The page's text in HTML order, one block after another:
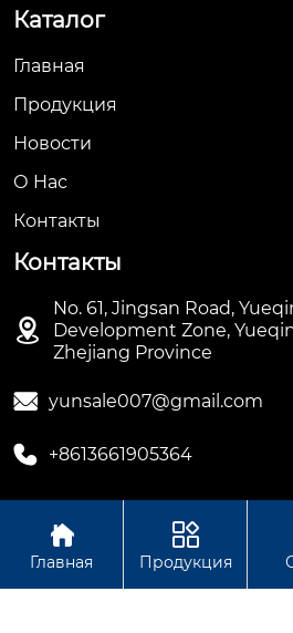
Каталог
Главная
Продукция
Новости
О Hас
Контакты
Контакты

No. 61, Jingsan Road,
Development Zone,
Zhejiang Province
 yunsale007@gmail.com
 +8613661905364
Авторское право ©ООО Hengbian
Group Co., Ltd

Главная

Продукция